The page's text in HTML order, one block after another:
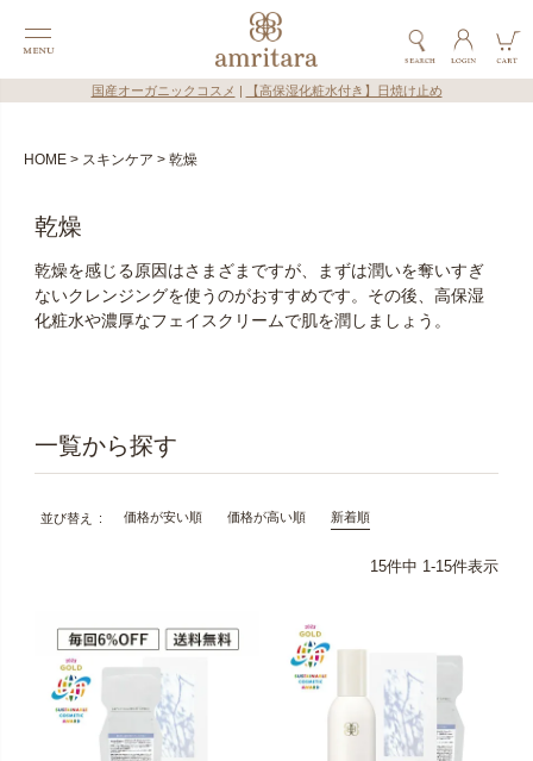
国産オーガニックコスメ 【高保湿化粧水付き】日焼け止め
HOME スキンケア 乾燥
乾燥
乾燥を感じる原因はさまざまですが、まずは潤いを奪いすぎ
ないクレンジングを使うのがおすすめです。その後、高保湿
化粧水や濃厚なフェイスクリームで肌を潤しましょう。
並び替え 価格が安い順 価格が高い順 新着順
15件中 1-15件表示